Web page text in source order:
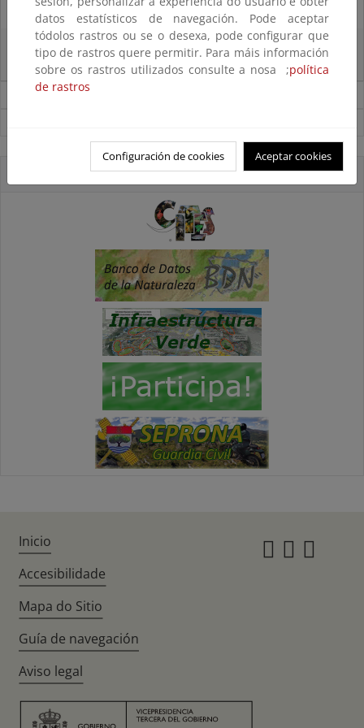
27/06/2025
La reunión ministerial de OSPAR refuerza la acción conjunta para proteger
el Atlántico Nordeste
Accesos directos
datos estatísticos de navegación. Pode aceptar
tódolos rastros ou se o desexa, pode configurar que
tipo de rastros quere permitir. Para máis información
sobre os rastros utilizados consulte a nosa ;política
de rastros
Configuración de cookies Aceptar cookies
Inicio
Accesibilidade
Mapa do Sitio
Guía de navegación
Aviso legal